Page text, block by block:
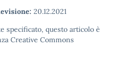
20.12.2021
specificato, questo articolo è
Creative Commons